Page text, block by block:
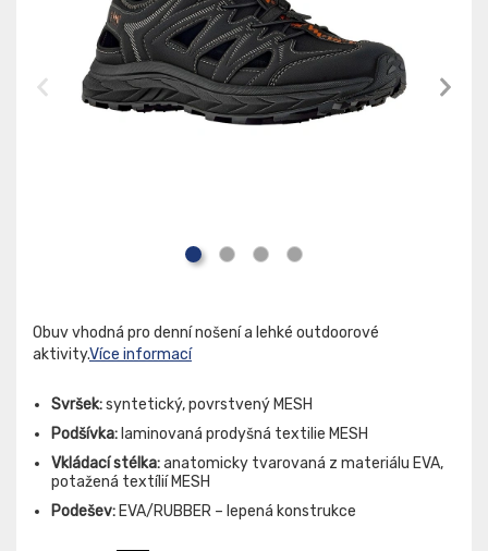
Obuv vhodná pro denní nošení a lehké outdoorové
aktivity.Více informací
Svršek:syntetický, povrstvený MESH
Podšívka: laminovaná prodyšná textilie MESH
Vkládací stélka:anatomicky tvarovaná z materiálu EVA,
potažená textílií MESH
Podešev: EVA/RUBBER – lepená konstrukce